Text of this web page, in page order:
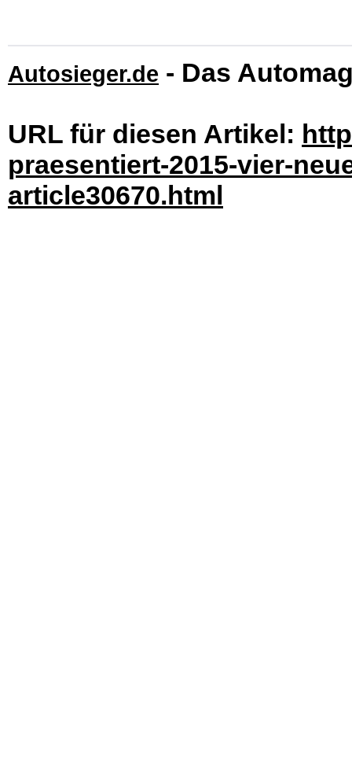
Autosieger.de - Das
URL für diesen Artikel:
praesentiert-2015-vier-
article30670.html